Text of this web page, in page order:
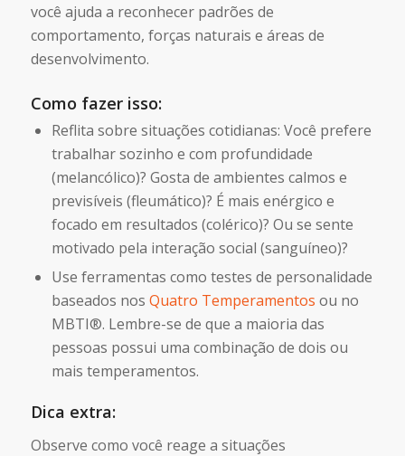
você ajuda a reconhecer padrões de
comportamento, forças naturais e áreas de
desenvolvimento.
Como fazer isso:
Reflita sobre situações cotidianas: Você prefere
trabalhar sozinho e com profundidade
(melancólico)? Gosta de ambientes calmos e
previsíveis (fleumático)? É mais enérgico e
focado em resultados (colérico)? Ou se sente
motivado pela interação social (sanguíneo)?
Use ferramentas como testes de personalidade
baseados nos Quatro Temperamentos ou no
MBTI®. Lembre-se de que a maioria das
pessoas possui uma combinação de dois ou
mais temperamentos.
Dica extra:
Observe como você reage a situações